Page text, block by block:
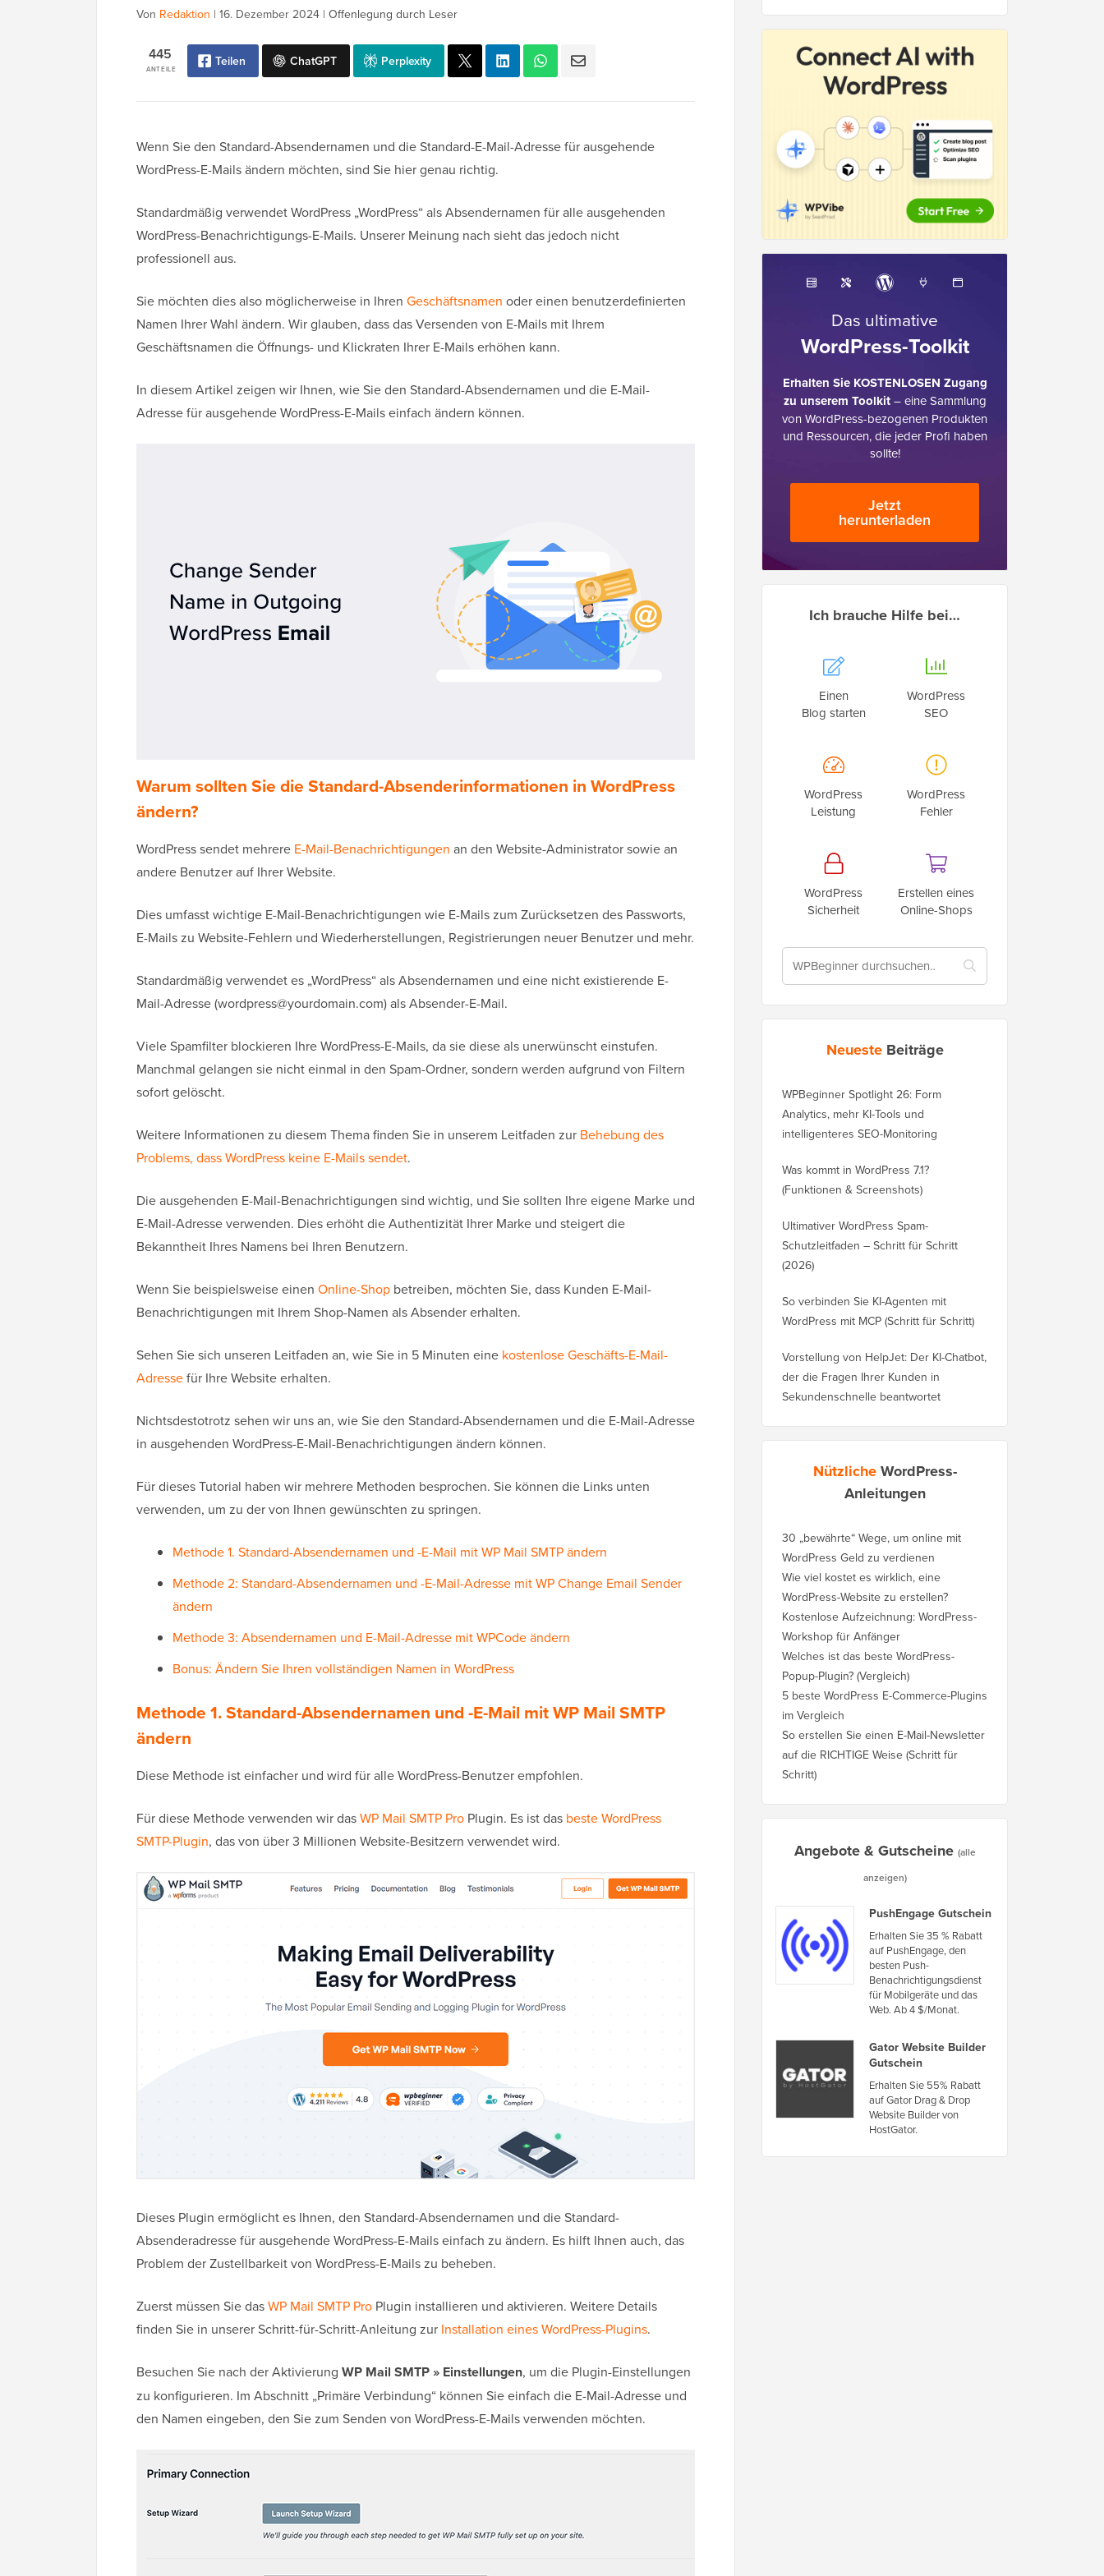
Von Redaktion | 16. Dezember 2024 | Offenlegung durch Leser
ANTEILE
445 Teilen ChatGPT Perplexity
Wenn Sie den Standard-Absendernamen und die Standard-E-Mail-Adresse für ausgehende
WordPress-E-Mails ändern möchten, sind Sie hier genau richtig.
Standardmäßig verwendet WordPress „WordPress“ als Absendernamen für alle ausgehenden
WordPress-Benachrichtigungs-E-Mails. Unserer Meinung nach sieht das jedoch nicht
professionell aus.
Sie möchten dies also möglicherweise in Ihren Geschäftsnamen oder einen benutzerdefinierten
Namen Ihrer Wahl ändern. Wir glauben, dass das Versenden von E-Mails mit Ihrem
Geschäftsnamen die Öffnungs- und Klickraten Ihrer E-Mails erhöhen kann.
In diesem Artikel zeigen wir Ihnen, wie Sie den Standard-Absendernamen und die E-Mail-
Adresse für ausgehende WordPress-E-Mails einfach ändern können.
Warum sollten Sie die Standard-Absenderinformationen in WordPress
ändern?
WordPress sendet mehrere E-Mail-Benachrichtigungen an den Website-Administrator sowie an
andere Benutzer auf Ihrer Website.
Dies umfasst wichtige E-Mail-Benachrichtigungen wie E-Mails zum Zurücksetzen des Passworts,
E-Mails zu Website-Fehlern und Wiederherstellungen, Registrierungen neuer Benutzer und mehr.
Standardmäßig verwendet es „WordPress“ als Absendernamen und eine nicht existierende E-
Mail-Adresse (wordpress@yourdomain.com) als Absender-E-Mail.
Viele Spamfilter blockieren Ihre WordPress-E-Mails, da sie diese als unerwünscht einstufen.
Manchmal gelangen sie nicht einmal in den Spam-Ordner, sondern werden aufgrund von Filtern
sofort gelöscht.
Weitere Informationen zu diesem Thema finden Sie in unserem Leitfaden zur Behebung des
Problems, dass WordPress keine E-Mails sendet.
Die ausgehenden E-Mail-Benachrichtigungen sind wichtig, und Sie sollten Ihre eigene Marke und
E-Mail-Adresse verwenden. Dies erhöht die Authentizität Ihrer Marke und steigert die
Bekanntheit Ihres Namens bei Ihren Benutzern.
Wenn Sie beispielsweise einen Online-Shop betreiben, möchten Sie, dass Kunden E-Mail-
Benachrichtigungen mit Ihrem Shop-Namen als Absender erhalten.
Sehen Sie sich unseren Leitfaden an, wie Sie in 5 Minuten eine kostenlose Geschäfts-E-Mail-
Adressefür Ihre Website erhalten.
Nichtsdestotrotz sehen wir uns an, wie Sie den Standard-Absendernamen und die E-Mail-Adresse
in ausgehenden WordPress-E-Mail-Benachrichtigungen ändern können.
Für dieses Tutorial haben wir mehrere Methoden besprochen. Sie können die Links unten
verwenden, um zu der von Ihnen gewünschten zu springen.
Methode 1. Standard-Absendernamen und -E-Mail mit WP Mail SMTP ändern
Methode 2: Standard-Absendernamen und -E-Mail-Adresse mit WP Change Email Sender
ändern
Methode 3: Absendernamen und E-Mail-Adresse mit WPCode ändern
Bonus: Ändern Sie Ihren vollständigen Namen in WordPress
Methode 1. Standard-Absendernamen und -E-Mail mit WP Mail SMTP
ändern
Diese Methode ist einfacher und wird für alle WordPress-Benutzer empfohlen.
Für diese Methode verwenden wir dasWP Mail SMTP Pro Plugin. Es ist das beste WordPress
SMTP-Plugin, das von über 3 Millionen Website-Besitzern verwendet wird.
Dieses Plugin ermöglicht es Ihnen, den Standard-Absendernamen und die Standard-
Absenderadresse für ausgehende WordPress-E-Mails einfach zu ändern. Es hilft Ihnen auch, das
Problem der Zustellbarkeit von WordPress-E-Mails zu beheben.
Zuerst müssen Sie dasWP Mail SMTP Pro Plugin installieren und aktivieren. Weitere Details
finden Sie in unserer Schritt-für-Schritt-Anleitung zur Installation eines WordPress-Plugins.
Besuchen Sie nach der Aktivierung WP Mail SMTP » Einstellungen, um die Plugin-Einstellungen
zu konfigurieren. Im Abschnitt „Primäre Verbindung“ können Sie einfach die E-Mail-Adresse und
den Namen eingeben, den Sie zum Senden von WordPress-E-Mails verwenden möchten.
Das ultimative
WordPress-Toolkit
Erhalten Sie KOSTENLOSEN Zugang
zu unserem Toolkit– eine Sammlung
von WordPress-bezogenen Produkten
und Ressourcen, die jeder Profi haben
sollte!
Jetzt
herunterladen
Ich brauche Hilfe bei…
Einen
Blog starten
WordPress
SEO
WordPress
Leistung
WordPress
Fehler
WordPress
Sicherheit
Erstellen eines
Online-Shops
Neueste Beiträge
WPBeginner Spotlight 26: Form
Analytics, mehr KI-Tools und
intelligenteres SEO-Monitoring
Was kommt in WordPress 7.1?
(Funktionen & Screenshots)
Ultimativer WordPress Spam-
Schutzleitfaden – Schritt für Schritt
(2026)
So verbinden Sie KI-Agenten mit
WordPress mit MCP (Schritt für Schritt)
Vorstellung von HelpJet: Der KI-Chatbot,
der die Fragen Ihrer Kunden in
Sekundenschnelle beantwortet
NützlicheWordPress-
Anleitungen
30 „bewährte“ Wege, um online mit
WordPress Geld zu verdienen
Wie viel kostet es wirklich, eine
WordPress-Website zu erstellen?
Kostenlose Aufzeichnung: WordPress-
Workshop für Anfänger
Welches ist das beste WordPress-
Popup-Plugin? (Vergleich)
5 beste WordPress E-Commerce-Plugins
im Vergleich
So erstellen Sie einen E-Mail-Newsletter
auf die RICHTIGE Weise (Schritt für
Schritt)
Angebote & Gutscheine (alle
anzeigen)
PushEngage Gutschein
Erhalten Sie 35 % Rabatt
auf PushEngage, den
besten Push-
Benachrichtigungsdienst
für Mobilgeräte und das
Web. Ab 4 $/Monat.
Gator Website Builder
Gutschein
Erhalten Sie 55% Rabatt
auf Gator Drag & Drop
Website Builder von
HostGator.